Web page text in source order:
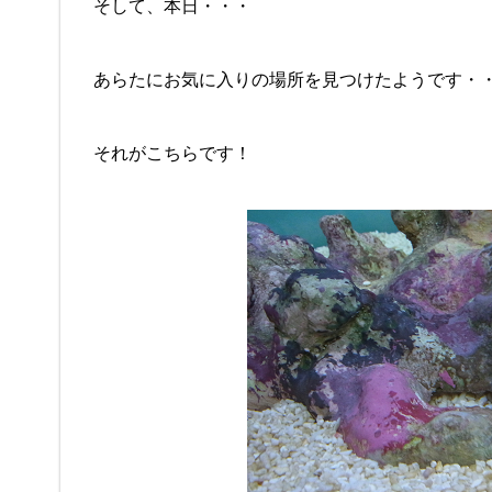
そして、本日・・・
あらたにお気に入りの場所を見つけたようです・
それがこちらです！